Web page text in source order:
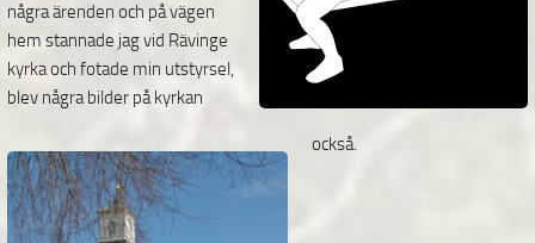
några ärenden och på vägen
hem stannade jag vid Rävinge
kyrka och fotade min utstyrsel,
blev några bilder på kyrkan
också.